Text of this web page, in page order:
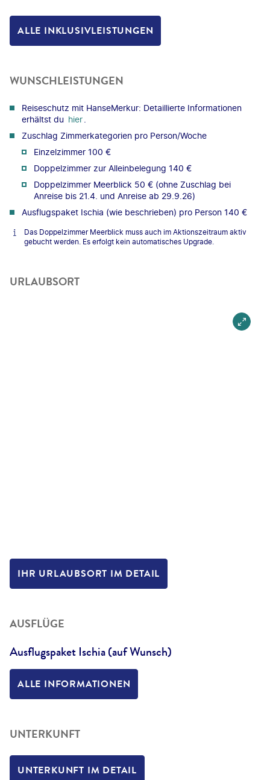
ALLE INKLUSIVLEISTUNGEN
WUNSCHLEISTUNGEN
Reiseschutz mit HanseMerkur: Detaillierte Informationen
erhältst du hier
Zuschlag Zimmerkategorien pro Person/Woche
Einzelzimmer 100 €
Doppelzimmer zur Alleinbelegung 140 €
Doppelzimmer Meerblick 50 € (ohne Zuschlag bei
Anreise bis 21.4. und Anreise ab 29.9.26)
Ausflugspaket Ischia (wie beschrieben) pro Person 140 €
Das Doppelzimmer Meerblick muss auch im Aktionszeitraum aktiv
gebucht werden. Es erfolgt kein automatisches Upgrade.
URLAUBSORT
IHR URLAUBSORT IM DETAIL
AUSFLÜGE
Ausflugspaket Ischia (auf Wunsch)
ALLE INFORMATIONEN
UNTERKUNFT
UNTERKUNFT IM DETAIL